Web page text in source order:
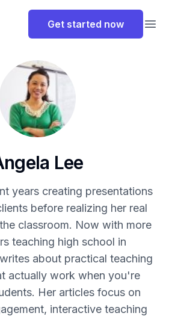
Get started now
Lee
years creating presentations
before realizing her real
classroom. Now with more
teaching high school in
about practical teaching
actually work when you're
Her articles focus on
interactive teaching